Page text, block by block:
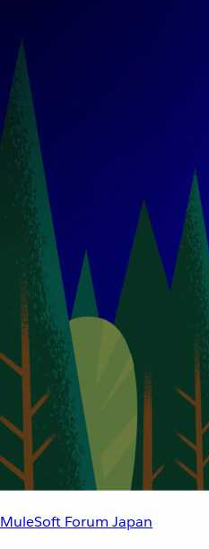
MuleSoft Forum Japan